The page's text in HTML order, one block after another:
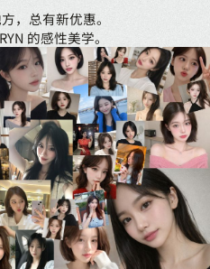
，总有新优惠。
的感性美学。